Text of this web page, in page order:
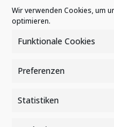
Wir verwenden Cookies, um
optimieren.
Funktionale Cookies
Preferenzen
Statistiken
Kategorien
News
Veranstaltungen